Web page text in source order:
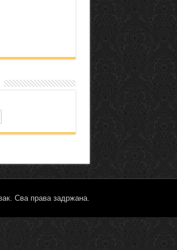
Сва права задржана.